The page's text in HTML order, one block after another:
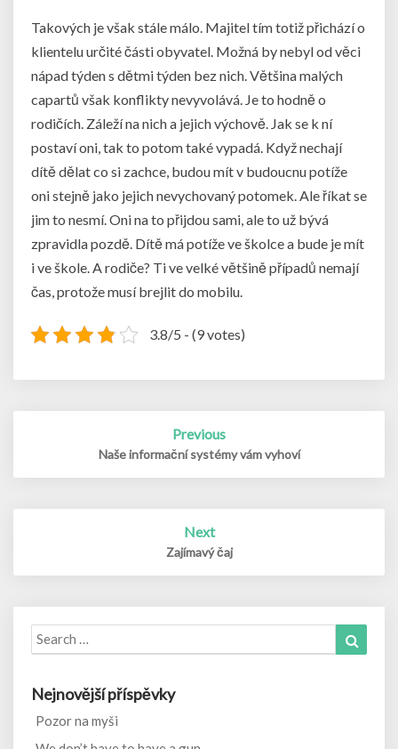
Takových je však stále málo. Majitel tím totiž přichází o
klientelu určité části obyvatel. Možná by nebyl od věci
nápad týden s dětmi týden bez nich. Většina malých
capartů však konflikty nevyvolává. Je to hodně o
rodičích. Záleží na nich a jejich výchově. Jak se k ní
postaví oni, tak to potom také vypadá. Když nechají
dítě dělat co si zachce, budou mít v budoucnu potíže
oni stejně jako jejich nevychovaný potomek. Ale říkat se
jim to nesmí. Oni na to přijdou sami, ale to už bývá
zpravidla pozdě. Dítě má potíže ve školce a bude je mít
i ve škole. A rodiče? Ti ve velké většině případů nemají
čas, protože musí brejlit do mobilu.
3.8/5 - (9 votes)
Previous
Naše informační systémy vám vyhoví
Next
Zajímavý čaj
Search
for:
Nejnovější příspěvky
Pozor na myši